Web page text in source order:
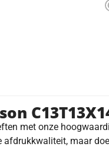
met onze
maar